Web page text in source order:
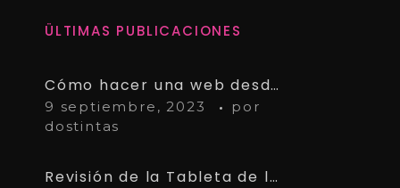
ÜLTIMAS PUBLICACIONES
Cómo hacer una web desde cero – Guía completa
9 septiembre, 2023
por
dostintas
Revisión de la Tableta de lápiz Wacom Intuos Pro Paper Edition PTH660P: Pros y contras